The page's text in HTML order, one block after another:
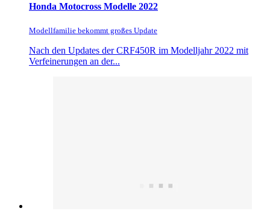
Honda Motocross Modelle 2022
Modellfamilie bekommt großes Update
Nach den Updates der CRF450R im Modelljahr 2022 mit
Verfeinerungen an der...